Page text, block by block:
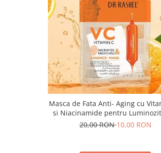
Masca de Fata Anti- Aging cu
si Niacinamide pentru
buc x 25 g - Dr. Rashel VC
20,00 RON10,00 RON